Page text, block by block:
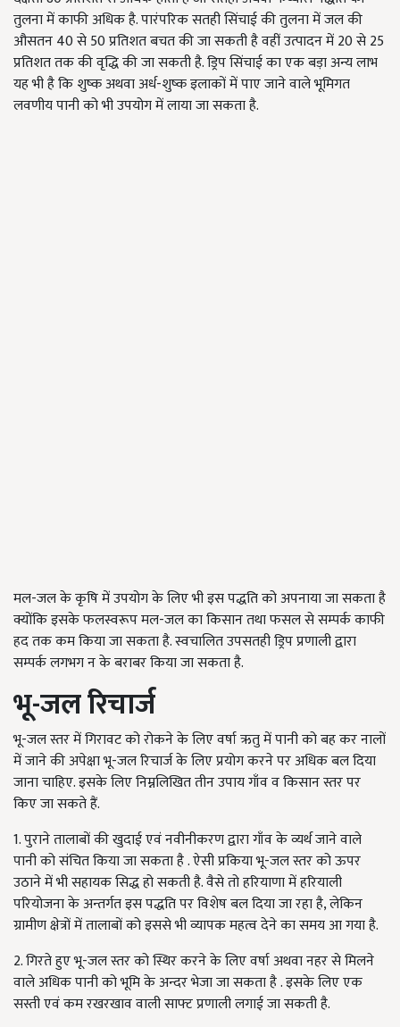
तुलना में काफी अधिक है. पारंपरिक सतही सिंचाई की तुलना में जल की
औसतन 40 से 50 प्रतिशत बचत की जा सकती है वहीं उत्पादन में 20 से 25
प्रतिशत तक की वृद्धि की जा सकती है. ड्रिप सिंचाई का एक बड़ा अन्य लाभ
यह भी है कि शुष्क अथवा अर्ध-शुष्क इलाकों में पाए जाने वाले भूमिगत
लवणीय पानी को भी उपयोग में लाया जा सकता है.
मल-जल के कृषि में उपयोग के लिए भी इस पद्धति को अपनाया जा सकता है
क्योंकि इसके फलस्वरूप मल-जल का किसान तथा फसल से सम्पर्क काफी
हद तक कम किया जा सकता है. स्वचालित उपसतही ड्रिप प्रणाली द्वारा
सम्पर्क लगभग न के बराबर किया जा सकता है.
भू-जल रिचार्ज
भू-जल स्तर में गिरावट को रोकने के लिए वर्षा ऋतु में पानी को बह कर नालों
में जाने की अपेक्षा भू-जल रिचार्ज के लिए प्रयोग करने पर अधिक बल दिया
जाना चाहिए. इसके लिए निम्नलिखित तीन उपाय गाँव व किसान स्तर पर
किए जा सकते हैं.
1. पुराने तालाबों की खुदाई एवं नवीनीकरण द्वारा गाँव के व्यर्थ जाने वाले
पानी को संचित किया जा सकता है . ऐसी प्रकिया भू-जल स्तर को ऊपर
उठाने में भी सहायक सिद्ध हो सकती है. वैसे तो हरियाणा में हरियाली
परियोजना के अन्तर्गत इस पद्धति पर विशेष बल दिया जा रहा है, लेकिन
ग्रामीण क्षेत्रों में तालाबों को इससे भी व्यापक महत्व देने का समय आ गया है.
2. गिरते हुए भू-जल स्तर को स्थिर करने के लिए वर्षा अथवा नहर से मिलने
वाले अधिक पानी को भूमि के अन्दर भेजा जा सकता है . इसके लिए एक
सस्ती एवं कम रखरखाव वाली साफ्ट प्रणाली लगाई जा सकती है.